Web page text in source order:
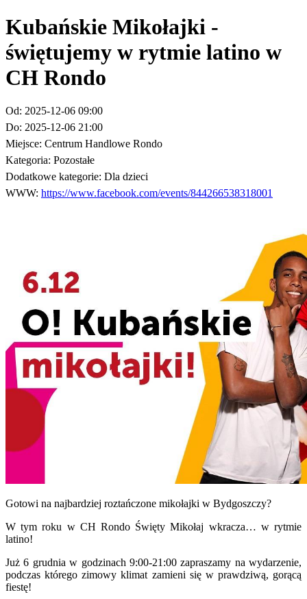
Kubańskie Mikołajki -
świętujemy w rytmie latino w
CH Rondo
Od: 2025-12-06 09:00
Do: 2025-12-06 21:00
Miejsce: Centrum Handlowe Rondo
Kategoria: Pozostałe
Dodatkowe kategorie: Dla dzieci
WWW: https://www.facebook.com/events/844266538318001
Gotowi na najbardziej roztańczone mikołajki w Bydgoszczy?
W tym roku w CH Rondo Święty Mikołaj wkracza… w rytmie
latino!
Już 6 grudnia w godzinach 9:00-21:00 zapraszamy na wydarzenie,
podczas którego zimowy klimat zamieni się w prawdziwą, gorącą
fiestę!